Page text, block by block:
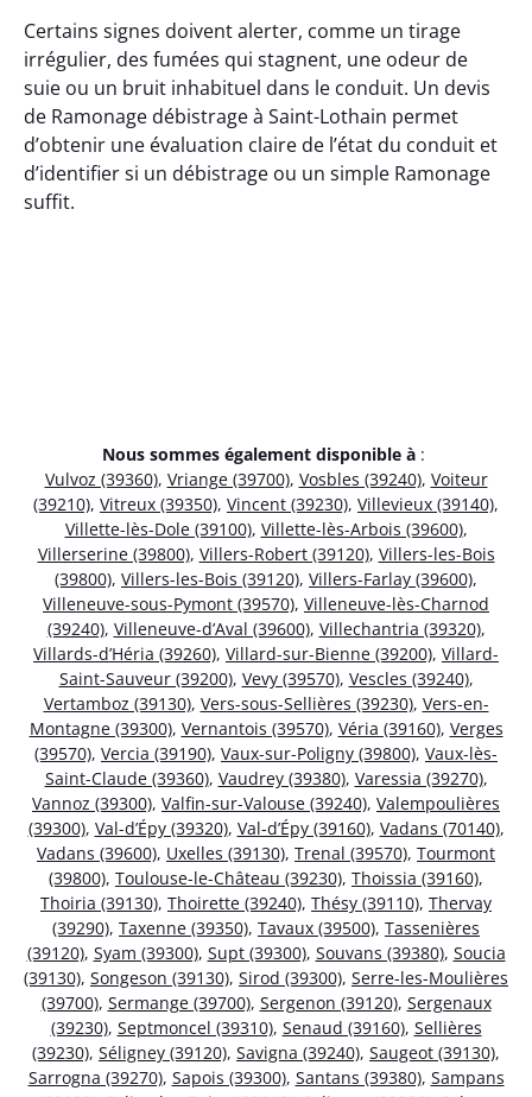
Certains signes doivent alerter, comme un tirage
irrégulier, des fumées qui stagnent, une odeur de
suie ou un bruit inhabituel dans le conduit. Un devis
de Ramonage débistrage à Saint-Lothain permet
d’obtenir une évaluation claire de l’état du conduit et
d’identifier si un débistrage ou un simple Ramonage
suffit.
Nous sommes également disponible à :
Vulvoz (39360), Vriange (39700), Vosbles (39240), Voiteur
(39210), Vitreux (39350), Vincent (39230), Villevieux (39140),
Villette-lès-Dole (39100), Villette-lès-Arbois (39600),
Villerserine (39800), Villers-Robert (39120), Villers-les-Bois
(39800), Villers-les-Bois (39120), Villers-Farlay (39600),
Villeneuve-sous-Pymont (39570), Villeneuve-lès-Charnod
(39240), Villeneuve-d’Aval (39600), Villechantria (39320),
Villards-d’Héria (39260), Villard-sur-Bienne (39200), Villard-
Saint-Sauveur (39200), Vevy (39570), Vescles (39240),
Vertamboz (39130), Vers-sous-Sellières (39230), Vers-en-
Montagne (39300), Vernantois (39570), Véria (39160), Verges
(39570), Vercia (39190), Vaux-sur-Poligny (39800), Vaux-lès-
Saint-Claude (39360), Vaudrey (39380), Varessia (39270),
Vannoz (39300), Valfin-sur-Valouse (39240), Valempoulières
(39300), Val-d’Épy (39320), Val-d’Épy (39160), Vadans (70140),
Vadans (39600), Uxelles (39130), Trenal (39570), Tourmont
(39800), Toulouse-le-Château (39230), Thoissia (39160),
Thoiria (39130), Thoirette (39240), Thésy (39110), Thervay
(39290), Taxenne (39350), Tavaux (39500), Tassenières
(39120), Syam (39300), Supt (39300), Souvans (39380), Soucia
(39130), Songeson (39130), Sirod (39300), Serre-les-Moulières
(39700), Sermange (39700), Sergenon (39120), Sergenaux
(39230), Septmoncel (39310), Senaud (39160), Sellières
(39230), Séligney (39120), Savigna (39240), Saugeot (39130),
Sarrogna (39270), Sapois (39300), Santans (39380), Sampans